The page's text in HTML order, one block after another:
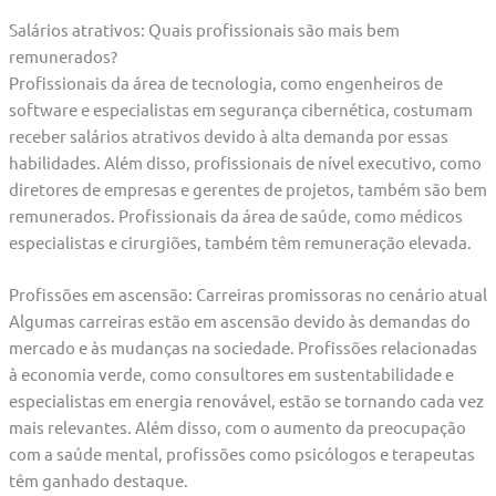
Salários atrativos: Quais profissionais são mais bem
remunerados?
Profissionais da área de tecnologia, como engenheiros de
software e especialistas em segurança cibernética, costumam
receber salários atrativos devido à alta demanda por essas
habilidades. Além disso, profissionais de nível executivo, como
diretores de empresas e gerentes de projetos, também são bem
remunerados. Profissionais da área de saúde, como médicos
especialistas e cirurgiões, também têm remuneração elevada.
Profissões em ascensão: Carreiras promissoras no cenário atual
Algumas carreiras estão em ascensão devido às demandas do
mercado e às mudanças na sociedade. Profissões relacionadas
à economia verde, como consultores em sustentabilidade e
especialistas em energia renovável, estão se tornando cada vez
mais relevantes. Além disso, com o aumento da preocupação
com a saúde mental, profissões como psicólogos e terapeutas
têm ganhado destaque.